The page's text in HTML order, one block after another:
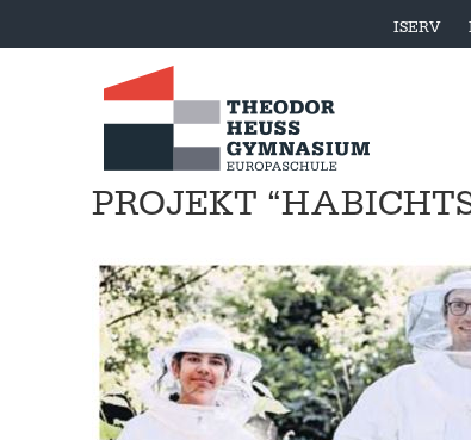
ISERV
PROJEKT